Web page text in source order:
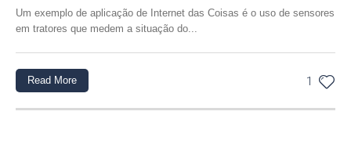
Um exemplo de aplicação de Internet das Coisas é o uso de sensores
em tratores que medem a situação do...
1
Read More